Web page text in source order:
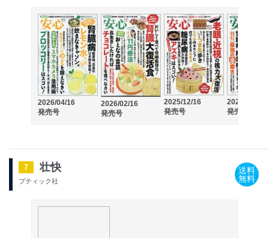
2026/04/16
発売号
2026/02/16
発売号
2025/12/16
発売号
2025/10/16
発売号
7 壮快
ブティック社
送料
無料